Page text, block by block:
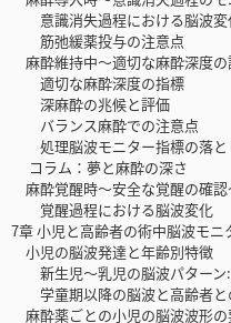
意識消失過程における脳波変
筋弛緩薬投与の注意点
麻酔維持中～適切な麻酔深度
適切な麻酔深度の指標
深麻酔の兆候と評価
バランス麻酔での注意点
処理脳波モニター指標の落と
コラム：夢と麻酔の深さ
麻酔覚醒時～安全な覚醒の確認
覚醒過程における脳波変化
7章 小児と高齢者の術中脳波モニ
小児の脳波発達と年齢別特徴
新生児～乳児の脳波パターン:
学童期以降の脳波と高齢者と
麻酔薬ごとの小児の脳波波形の